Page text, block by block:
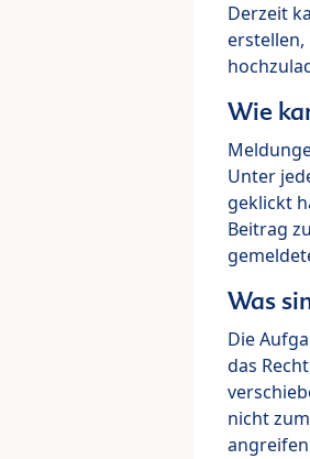
Derzeit
erstellen,
Wie
Unter
geklickt
Beitrag
Was
Die
das
nicht